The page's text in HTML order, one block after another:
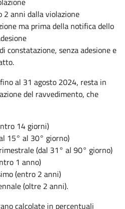
anni dalla violazione
ma prima della notifica dello
constatazione, senza adesione e
al 31 agosto 2024, resta in
del ravvedimento, che
14 giorni)
15° al 30° giorno)
(dal 31° al 90° giorno)
1 anno)
(entro 2 anni)
(oltre 2 anni).
calcolate in percentuali